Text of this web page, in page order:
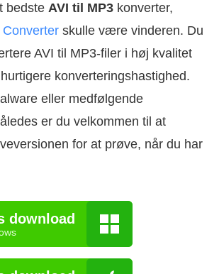
bedste AVI til MP3 konverter,
skulle være vinderen. Du
AVI til MP3-filer i høj kvalitet
konverteringshastighed.
eller medfølgende
er du velkommen til at
for at prøve, når du har
download